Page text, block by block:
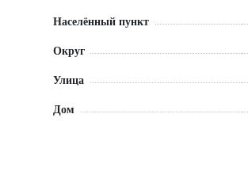
Населённый пункт
Округ
Улица
Дом